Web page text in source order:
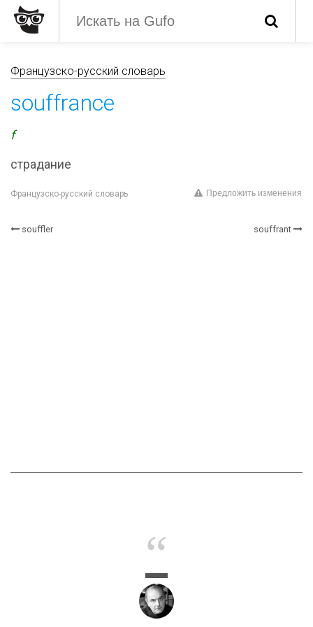
Французско-русский словарь
souffrance
f
страдание
Французско-русский словарь Предложить изменения
souffler souffrant